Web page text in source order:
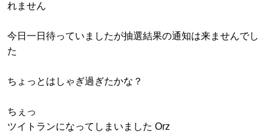
れません
今日一日待っていましたが抽選結果の通知は来ませんでし
た
ちょっとはしゃぎ過ぎたかな？
ちぇっ
ツイトランになってしまいました Orz